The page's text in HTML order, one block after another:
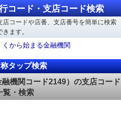
コード・支店コード検索
コードや店番、支店番号を簡単に検索
きます。
くから始まる金融機関
タップ検索
機関コード2149）の支店コード
覧・検索